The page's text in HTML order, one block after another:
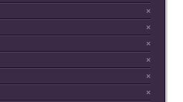
×
×
×
×
×
×